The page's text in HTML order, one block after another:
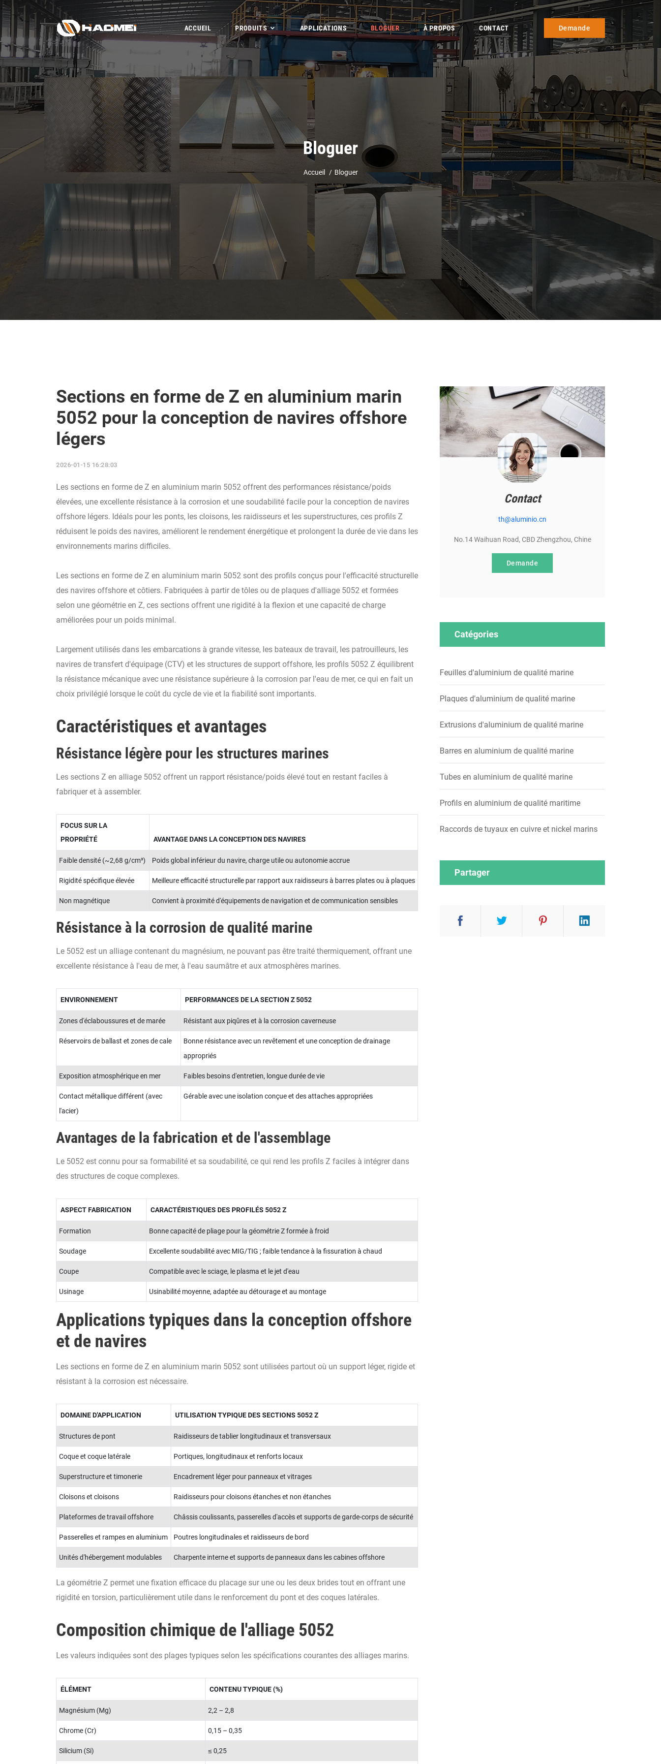
ACCUEIL PRODUITS APPLICATIONS BLOGUER À PROPOS CONTACT Demande
Bloguer
Accueil Bloguer
Sections en forme de Z en aluminium marin
5052 pour la conception de navires offshore
légers
2026-01-15 16:28:03
Les sections en forme de Z en aluminium marin 5052 offrent des performances résistance/poids
élevées, une excellente résistance à la corrosion et une soudabilité facile pour la conception de navires
offshore légers. Idéals pour les ponts, les cloisons, les raidisseurs et les superstructures, ces profils Z
réduisent le poids des navires, améliorent le rendement énergétique et prolongent la durée de vie dans les
environnements marins difficiles.
Les sections en forme de Z en aluminium marin 5052 sont des profils conçus pour l'efficacité structurelle
des navires offshore et côtiers. Fabriquées à partir de tôles ou de plaques d'alliage 5052 et formées
selon une géométrie en Z, ces sections offrent une rigidité à la flexion et une capacité de charge
améliorées pour un poids minimal.
Largement utilisés dans les embarcations à grande vitesse, les bateaux de travail, les patrouilleurs, les
navires de transfert d'équipage (CTV) et les structures de support offshore, les profils 5052 Z équilibrent
la résistance mécanique avec une résistance supérieure à la corrosion par l'eau de mer, ce qui en fait un
choix privilégié lorsque le coût du cycle de vie et la fiabilité sont importants.
Caractéristiques et avantages
Résistance légère pour les structures marines
Les sections Z en alliage 5052 offrent un rapport résistance/poids élevé tout en restant faciles à
fabriquer et à assembler.
FOCUS SUR LA
PROPRIÉTÉ
AVANTAGE DANS LA CONCEPTION DES NAVIRES
Faible densité (~2,68 g/cm³) Poids global inférieur du navire, charge utile ou autonomie accrue
Rigidité spécifique élevée Meilleure efficacité structurelle par rapport aux raidisseurs à barres plates ou à plaques
Non magnétique Convient à proximité d'équipements de navigation et de communication sensibles
Résistance à la corrosion de qualité marine
Le 5052 est un alliage contenant du magnésium, ne pouvant pas être traité thermiquement, offrant une
excellente résistance à l'eau de mer, à l'eau saumâtre et aux atmosphères marines.
ENVIRONNEMENT PERFORMANCES DE LA SECTION Z 5052
Zones d'éclaboussures et de marée Résistant aux piqûres et à la corrosion caverneuse
Réservoirs de ballast et zones de cale
Bonne résistance avec un revêtement et une conception de drainage
appropriés
Exposition atmosphérique en mer Faibles besoins d'entretien, longue durée de vie
Contact métallique différent (avec
l'acier)
Gérable avec une isolation conçue et des attaches appropriées
Avantages de la fabrication et de l'assemblage
Le 5052 est connu pour sa formabilité et sa soudabilité, ce qui rend les profils Z faciles à intégrer dans
des structures de coque complexes.
ASPECT FABRICATION CARACTÉRISTIQUES DES PROFILÉS 5052 Z
Formation Bonne capacité de pliage pour la géométrie Z formée à froid
Soudage Excellente soudabilité avec MIG/TIG ; faible tendance à la fissuration à chaud
Coupe Compatible avec le sciage, le plasma et le jet d'eau
Usinage Usinabilité moyenne, adaptée au détourage et au montage
Applications typiques dans la conception offshore
et de navires
Les sections en forme de Z en aluminium marin 5052 sont utilisées partout où un support léger, rigide et
résistant à la corrosion est nécessaire.
DOMAINE D'APPLICATION UTILISATION TYPIQUE DES SECTIONS 5052 Z
Structures de pont Raidisseurs de tablier longitudinaux et transversaux
Coque et coque latérale Portiques, longitudinaux et renforts locaux
Superstructure et timonerie Encadrement léger pour panneaux et vitrages
Cloisons et cloisons Raidisseurs pour cloisons étanches et non étanches
Plateformes de travail offshore Châssis coulissants, passerelles d'accès et supports de garde-corps de sécurité
Passerelles et rampes en aluminium Poutres longitudinales et raidisseurs de bord
Unités d'hébergement modulables Charpente interne et supports de panneaux dans les cabines offshore
La géométrie Z permet une fixation efficace du placage sur une ou les deux brides tout en offrant une
rigidité en torsion, particulièrement utile dans le renforcement du pont et des coques latérales.
Composition chimique de l'alliage 5052
Les valeurs indiquées sont des plages typiques selon les spécifications courantes des alliages marins.
ÉLÉMENT CONTENU TYPIQUE (%)
Magnésium (Mg) 2,2 – 2,8
Chrome (Cr) 0,15 – 0,35
Silicium (Si) ≤ 0,25
Contact
th@aluminio.cn
No.14 Waihuan Road, CBD Zhengzhou, Chine
Demande
Catégories
Feuilles d'aluminium de qualité marine
Plaques d'aluminium de qualité marine
Extrusions d'aluminium de qualité marine
Barres en aluminium de qualité marine
Tubes en aluminium de qualité marine
Profils en aluminium de qualité maritime
Raccords de tuyaux en cuivre et nickel marins
Partager